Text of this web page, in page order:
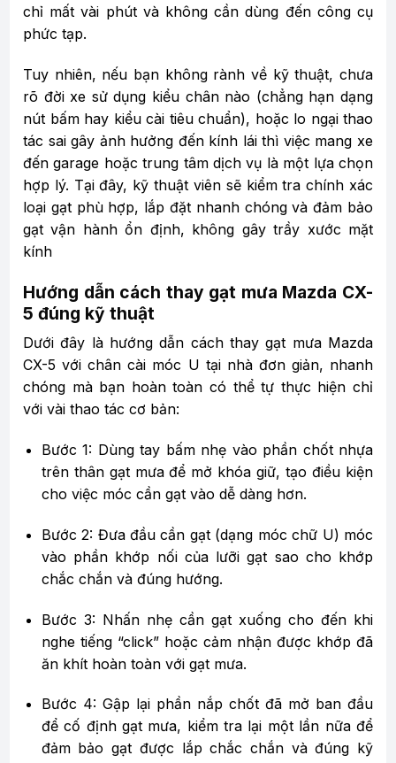
chỉ mất vài phút và không cần dùng đến công cụ
phức tạp.
Tuy nhiên, nếu bạn không rành về kỹ thuật, chưa
rõ đời xe sử dụng kiểu chân nào (chẳng hạn dạng
nút bấm hay kiểu cài tiêu chuẩn), hoặc lo ngại thao
tác sai gây ảnh hưởng đến kính lái thì việc mang xe
đến garage hoặc trung tâm dịch vụ là một lựa chọn
hợp lý. Tại đây, kỹ thuật viên sẽ kiểm tra chính xác
loại gạt phù hợp, lắp đặt nhanh chóng và đảm bảo
gạt vận hành ổn định, không gây trầy xước mặt
kính
Hướng dẫn cách thay gạt mưa Mazda CX-
5 đúng kỹ thuật
Dưới đây là hướng dẫn cách thay gạt mưa Mazda
CX-5 với chân cài móc U tại nhà đơn giản, nhanh
chóng mà bạn hoàn toàn có thể tự thực hiện chỉ
với vài thao tác cơ bản:
Bước 1: Dùng tay bấm nhẹ vào phần chốt nhựa
trên thân gạt mưa để mở khóa giữ, tạo điều kiện
cho việc móc cần gạt vào dễ dàng hơn.
Bước 2: Đưa đầu cần gạt (dạng móc chữ U) móc
vào phần khớp nối của lưỡi gạt sao cho khớp
chắc chắn và đúng hướng.
Bước 3: Nhấn nhẹ cần gạt xuống cho đến khi
nghe tiếng “click” hoặc cảm nhận được khớp đã
ăn khít hoàn toàn với gạt mưa.
Bước 4: Gập lại phần nắp chốt đã mở ban đầu
để cố định gạt mưa, kiểm tra lại một lần nữa để
đảm bảo gạt được lắp chắc chắn và đúng kỹ